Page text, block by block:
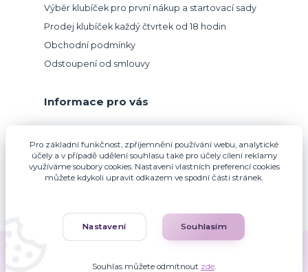
Výběr klubíček pro první nákup a startovací sady
Prodej klubíček každý čtvrtek od 18 hodin
Obchodní podmínky
Odstoupení od smlouvy
Informace pro vás
Pro základní funkčnost, zpříjemnění používání webu, analytické
účely a v případě udělení souhlasu také pro účely cílení reklamy
využíváme soubory cookies. Nastavení vlastních preferencí cookies
můžete kdykoli upravit odkazem ve spodní části stránek.
Nastavení Souhlasím
Souhlas můžete odmítnout zde.